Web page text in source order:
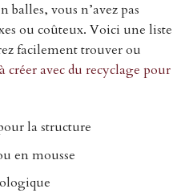
vous n’avez pas
ou coûteux. Voici une liste
facilement trouver ou
créer avec du recyclage pour
la structure
en mousse